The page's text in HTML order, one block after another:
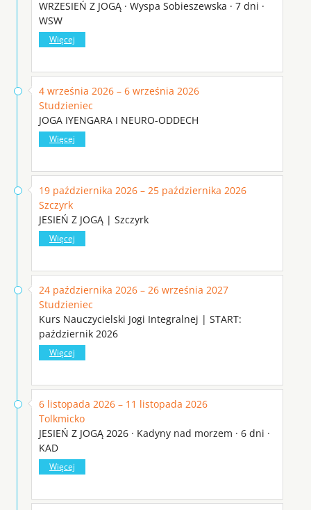
WRZESIEŃ Z JOGĄ · Wyspa Sobieszewska · 7 dni ·
WSW
Więcej
4 września 2026 – 6 września 2026
Studzieniec
JOGA IYENGARA I NEURO-ODDECH
Więcej
19 października 2026 – 25 października 2026
Szczyrk
JESIEŃ Z JOGĄ | Szczyrk
Więcej
24 października 2026 – 26 września 2027
Studzieniec
Kurs Nauczycielski Jogi Integralnej | START:
październik 2026
Więcej
6 listopada 2026 – 11 listopada 2026
Tolkmicko
JESIEŃ Z JOGĄ 2026 · Kadyny nad morzem · 6 dni ·
KAD
Więcej